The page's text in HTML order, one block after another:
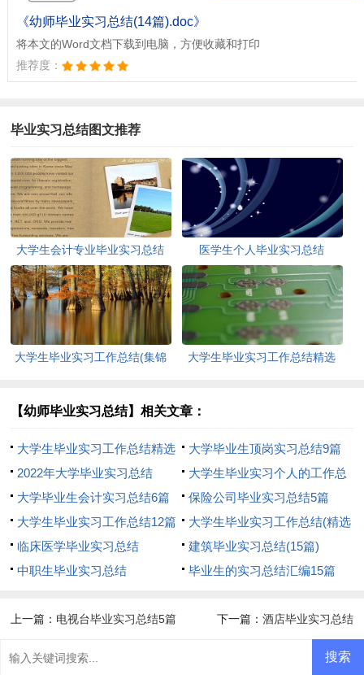
《幼师毕业实习总结(14篇).doc》
将本文的Word文档下载到电脑，方便收藏和打印
推荐度：
毕业实习总结图文推荐
大学生会计专业毕业实习总结 医学生个人毕业实习总结
大学生毕业实习工作总结(集锦
大学生毕业实习工作总结精选
【幼师毕业实习总结】相关文章：
大学生毕业实习工作总结精选
15篇
大学毕业生顶岗实习总结9篇
2022年大学毕业实习总结
大学生毕业实习个人的工作总
结
大学毕业生会计实习总结6篇
保险公司毕业实习总结5篇
大学生毕业实习工作总结12篇
大学生毕业实习工作总结(精选
15篇)
临床医学毕业实习总结
建筑毕业实习总结(15篇)
中职生毕业实习总结
毕业生的实习总结汇编15篇
上一篇： 电视台毕业实习总结5篇 下一篇： 酒店毕业实习总结